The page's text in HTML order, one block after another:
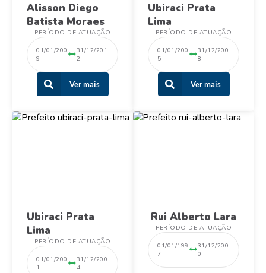
Alisson Diego
Batista Moraes
PERÍODO DE ATUAÇÃO
01/01/200
9
31/12/201
2
Ver mais
Ubiraci Prata
Lima
PERÍODO DE ATUAÇÃO
01/01/200
5
31/12/200
8
Ver mais
Ubiraci Prata
Lima
PERÍODO DE ATUAÇÃO
01/01/200
1
31/12/200
4
Rui Alberto Lara
PERÍODO DE ATUAÇÃO
01/01/199
7
31/12/200
0